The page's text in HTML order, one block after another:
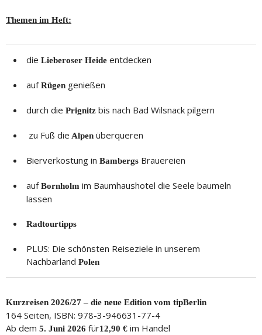
Themen im Heft:
die Lieberoser Heide entdecken
aufRügen genießen
durch die Prignitz bis nach Bad Wilsnack pilgern
zu Fuß die Alpen überqueren
Bierverkostung in Bambergs Brauereien
aufBornholm im Baumhaushotel die Seele baumeln
lassen
Radtourtipps
PLUS: Die schönsten Reiseziele in unserem
Nachbarland Polen
Kurzreisen 2026/27 – die neue Edition vom tipBerlin
164 Seiten, ISBN: 978-3-946631-77-4
Ab dem 5. Juni 2026 für12,90 € im Handel